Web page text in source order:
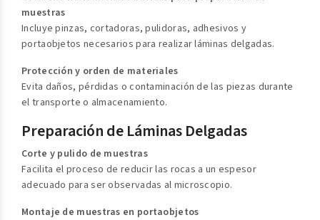
muestras
Incluye pinzas, cortadoras, pulidoras, adhesivos y
portaobjetos necesarios para realizar láminas delgadas.
Protección y orden de materiales
Evita daños, pérdidas o contaminación de las piezas durante
el transporte o almacenamiento.
Preparación de Láminas Delgadas
Corte y pulido de muestras
Facilita el proceso de reducir las rocas a un espesor
adecuado para ser observadas al microscopio.
Montaje de muestras en portaobjetos